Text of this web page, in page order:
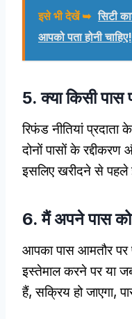
इसे भी देखें ➥ सिटी
आपको पता होनी
5. क्या किसी
रिफंड नीतियां प्रदाता
दोनों पासों के
इसलिए खरीदने से
6. मैं अपने पास
आपका पास आमतौर पर
इस्तेमाल करने पर या
हैं, सक्रिय हो जाएगा,